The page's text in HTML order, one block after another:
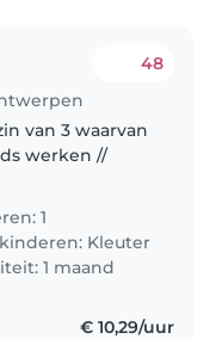
48
van 3 waarvan
werken //
1
Kleuter
1 maand
€ 10,29/uur